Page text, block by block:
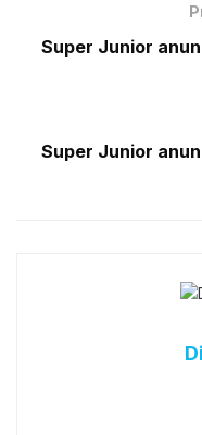
Super Junior
Super Junior